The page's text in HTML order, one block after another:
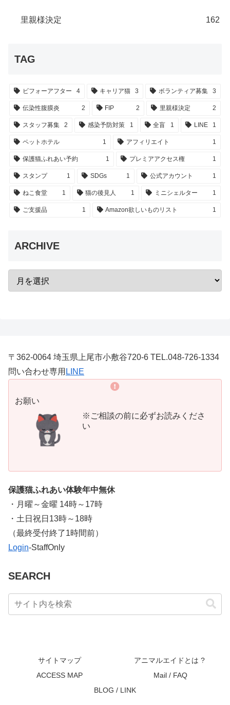
里親様決定 162
TAG
ビフォーアフター 4 キャリア猫 3 ボランティア募集 3
伝染性腹膜炎 2 FIP 2 里親様決定 2
スタッフ募集 2 感染予防対策 1 全盲 1 LINE 1
ペットホテル 1 アフィリエイト 1
保護猫ふれあい予約 1 プレミアアクセス権 1
スタンプ 1 SDGs 1 公式アカウント 1
ねこ食堂 1 猫の後見人 1 ミニシェルター 1
ご支援品 1 Amazon欲しいものリスト 1
ARCHIVE
〒362-0064 埼玉県上尾市小敷谷720-6 TEL.048-726-1334
問い合わせ専用 LINE
お願い
※ご相談の前に必ずお読みくださ
い
保護猫ふれあい体験年中無休
・月曜～金曜 14時～17時
・土日祝日13時～18時
​（最終受付終了1時間前）
Login-StaffOnly
SEARCH
サイトマップ
アニマルエイドとは ?
ACCESS MAP
Mail / FAQ
BLOG / LINK